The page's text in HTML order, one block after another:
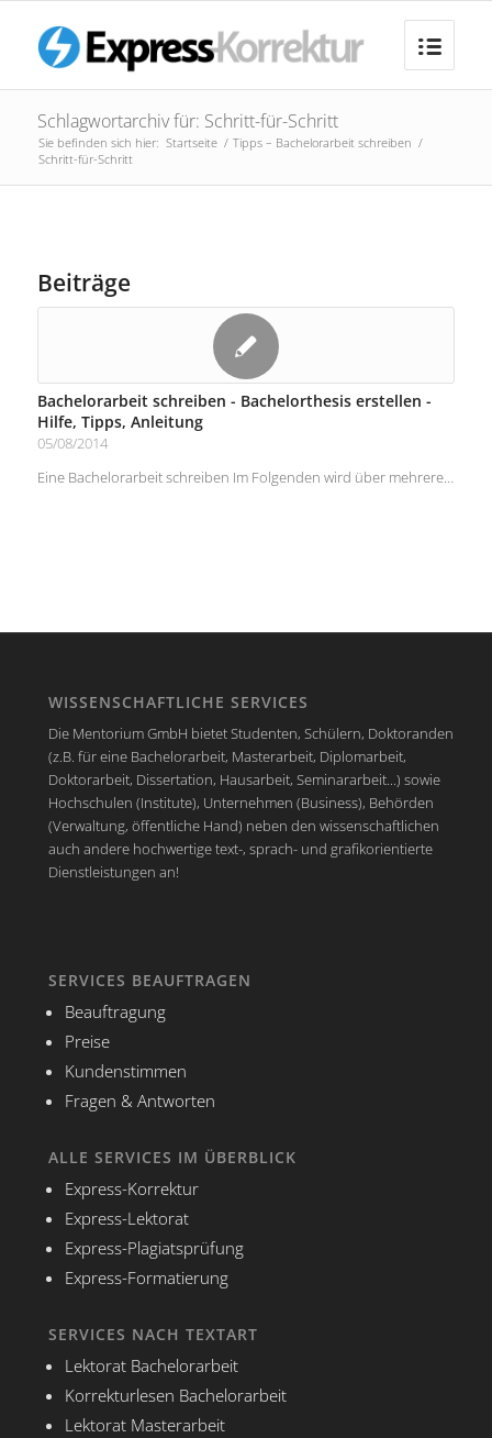
Schlagwortarchiv für: Schritt-für-Schritt
Sie befinden sich hier: Startseite / Tipps – Bachelorarbeit schreiben /
Schritt-für-Schritt
Beiträge
Bachelorarbeit schreiben - Bachelorthesis erstellen -
Hilfe, Tipps, Anleitung
05/08/2014
Eine Bachelorarbeit schreiben Im Folgenden wird über mehrere…
WISSENSCHAFTLICHE SERVICES
Die Mentorium GmbH bietet Studenten, Schülern, Doktoranden
(z.B. für eine Bachelorarbeit, Masterarbeit, Diplomarbeit,
Doktorarbeit, Dissertation, Hausarbeit, Seminararbeit...) sowie
Hochschulen (Institute), Unternehmen (Business), Behörden
(Verwaltung, öffentliche Hand) neben den wissenschaftlichen
auch andere hochwertige text-, sprach- und grafikorientierte
Dienstleistungen an!
SERVICES BEAUFTRAGEN
Beauftragung
Preise
Kundenstimmen
Fragen & Antworten
ALLE SERVICES IM ÜBERBLICK
Express-Korrektur
Express-Lektorat
Express-Plagiatsprüfung
Express-Formatierung
SERVICES NACH TEXTART
Lektorat Bachelorarbeit
Korrekturlesen Bachelorarbeit
Lektorat Masterarbeit